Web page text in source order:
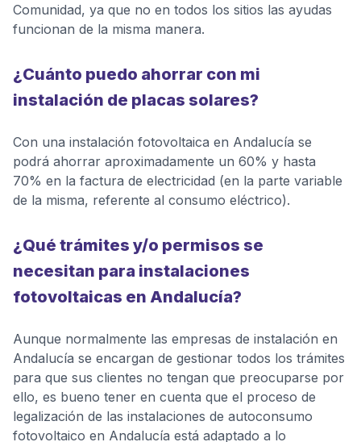
Comunidad, ya que no en todos los sitios las ayudas
funcionan de la misma manera.
¿Cuánto puedo ahorrar con mi
instalación de placas solares?
Con una instalación fotovoltaica en Andalucía se
podrá ahorrar aproximadamente un 60% y hasta
70% en la factura de electricidad (en la parte variable
de la misma, referente al consumo eléctrico).
¿Qué trámites y/o permisos se
necesitan para instalaciones
fotovoltaicas en Andalucía?
Aunque normalmente las empresas de instalación en
Andalucía se encargan de gestionar todos los trámites
para que sus clientes no tengan que preocuparse por
ello, es bueno tener en cuenta que el proceso de
legalización de las instalaciones de autoconsumo
fotovoltaico en Andalucía está adaptado a lo